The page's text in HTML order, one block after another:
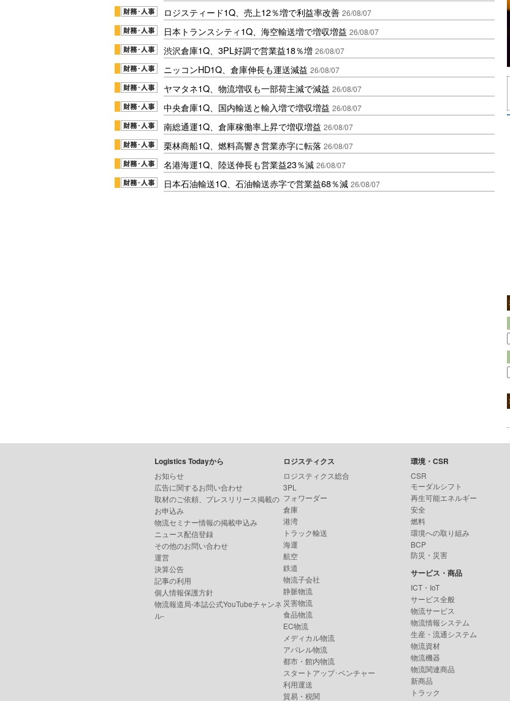
ロジスティード1Q、売上12％増で利益率改善 26/08/07
日本トランスシティ1Q、海空輸送増で増収増益 26/08/07
渋沢倉庫1Q、3PL好調で営業益18％増 26/08/07
ニッコンHD1Q、倉庫伸長も運送減益 26/08/07
ヤマタネ1Q、物流増収も一部荷主減で減益 26/08/07
中央倉庫1Q、国内輸送と輸入増で増収増益 26/08/07
南総通運1Q、倉庫稼働率上昇で増収増益 26/08/07
栗林商船1Q、燃料高響き営業赤字に転落 26/08/07
名港海運1Q、陸送伸長も営業益23％減 26/08/07
日本石油輸送1Q、石油輸送赤字で営業益68％減 26/08/07
Logistics Todayから
お知らせ
広告に関するお問い合わせ
取材のご依頼、プレスリリース掲載の
お申込み
物流セミナー情報の掲載申込み
ニュース配信登録
その他のお問い合わせ
運営
決算公告
記事の利用
個人情報保護方針
物流報道局-本誌公式YouTubeチャンネ
ル-
ロジスティクス
ロジスティクス総合
3PL
フォワーダー
倉庫
港湾
トラック輸送
海運
航空
鉄道
物流子会社
静脈物流
災害物流
食品物流
EC物流
メディカル物流
アパレル物流
都市・館内物流
スタートアップ･ベンチャー
利用運送
貿易・税関
環境・CSR
CSR
モーダルシフト
再生可能エネルギー
安全
燃料
環境への取り組み
BCP
防災・災害
サービス・商品
ICT・IoT
サービス全般
物流サービス
物流情報システム
生産・流通システム
物流資材
物流機器
物流関連商品
新商品
トラック